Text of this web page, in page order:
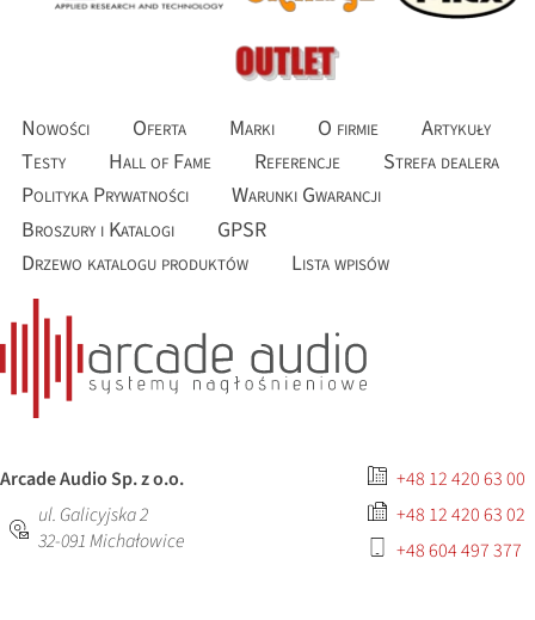
Nowości Oferta Marki O firmie
Artykuły
Testy
Hall of Fame Referencje
Strefa dealera
Polityka Prywatności
Warunki Gwarancji
Broszury i Katalogi
GPSR
Drzewo katalogu produktów
Lista wpisów
Arcade Audio Sp. z o.o.
ul. Galicyjska 2
32-091Michałowice
+48 12 420 63 00
+48 12 420 63 02
+48 604 497 377